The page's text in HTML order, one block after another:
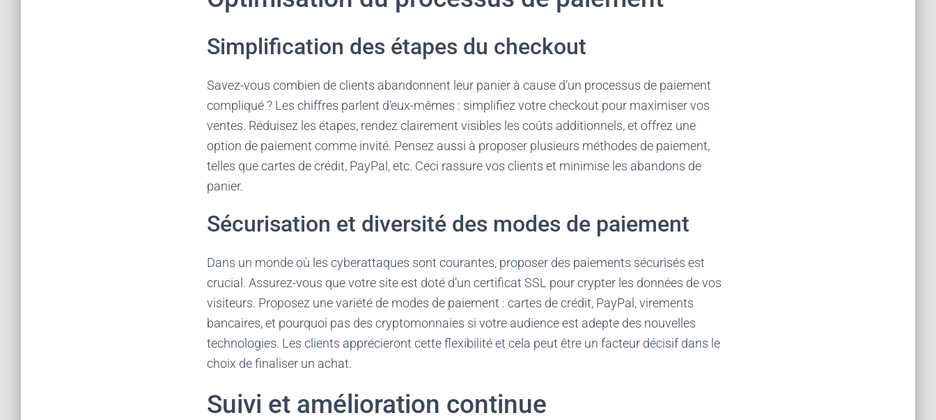
Simplification des étapes du checkout
Savez-vous combien de clients abandonnent leur panier à cause d’un processus de paiement
compliqué ? Les chiffres parlent d’eux-mêmes : simplifiez votre checkout pour maximiser vos
ventes. Réduisez les étapes, rendez clairement visibles les coûts additionnels, et offrez une
option de paiement comme invité. Pensez aussi à proposer plusieurs méthodes de paiement,
telles que cartes de crédit, PayPal, etc. Ceci rassure vos clients et minimise les abandons de
panier.
Sécurisation et diversité des modes de paiement
Dans un monde où les cyberattaques sont courantes, proposer des paiements sécurisés est
crucial. Assurez-vous que votre site est doté d’un certificat SSL pour crypter les données de vos
visiteurs. Proposez une variété de modes de paiement : cartes de crédit, PayPal, virements
bancaires, et pourquoi pas des cryptomonnaies si votre audience est adepte des nouvelles
technologies. Les clients apprécieront cette flexibilité et cela peut être un facteur décisif dans le
choix de finaliser un achat.
Suivi et amélioration continue